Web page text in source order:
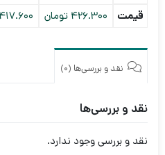
قیمت
426.300 تومان 417.600
نقد و بررسی‌ها (0)
نقد و بررسی‌ها
نقد و بررسی وجود ندارد.